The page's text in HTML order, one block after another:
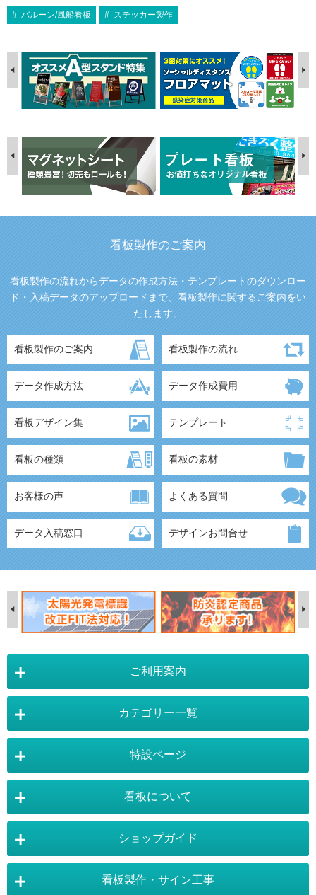
バルーン/風船看板 ステッカー製作
看板製作のご案内
看板製作の流れからデータの作成方法・テンプレートのダウンロー
ド・入稿データのアップロードまで、看板製作に関するご案内をい
たします。
看板製作のご案内 看板製作の流れ
データ作成方法 データ作成費用
看板デザイン集 テンプレート
看板の種類 看板の素材
お客様の声 よくある質問
データ入稿窓口 デザインお問合せ
ご利用案内
店舗詳細情報
運営会社 :株式会社トレード
〒454-0011 愛知県 名古屋市中川区山王4-5-10
TEL:052-265-7603 FAX:052-350-2662
お気軽にお問い合わせ下さい。
カテゴリー一覧
スタンド看板：オプション バナースタンド
自立看板 フロアサイン／路面表示
壁面看板
特設ページ
バナースタンド特設ページ 大型看板・突出看板特設ページ
看板について
看板設置のきまり 看板の用語集
ショップガイド
看板製作・サイン工事